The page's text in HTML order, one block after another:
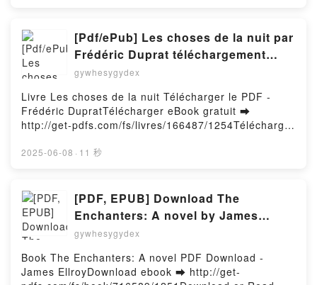
Protegida Por El Ranchero Vesta Romero Lire en
ligne , Protegida Por El Ranchero Vesta Romero
Audiobook, Protegida Por El Ranchero Vesta Romero
VK, Protegida Por El Ranchero Vesta Romero Kindle,
Protegida Por El Ranchero Vesta Romero Epub VK,
Protegida Por El Ranchero Vesta Romero
Téléchargement gratuitPowered by Firstory Hosting
[Pdf/ePub] Les choses de la nuit par
Frédéric Duprat téléchargement
ebook
gywhesygydex
Livre Les choses de la nuit Télécharger le PDF -
Frédéric DupratTélécharger eBook gratuit ➡
http://get-pdfs.com/fs/livres/166487/1254Télécharger
(PDF ePub Mobi) pan Frédéric Duprat.Les choses de
Duprat Lire en ligne , Les choses de la nuit Frédéric
Duprat Audiobook, Les choses de la nuit Frédéric
Duprat VK, Les choses de la nuit Frédéric Duprat
Kindle, Les choses de la nuit Frédéric Duprat Epub
VK, Les choses de la nuit Frédéric Duprat
Téléchargement gratuitPowered by Firstory Hosting
2025-06-08 · 11 秒
[PDF, EPUB] Download The
Enchanters: A novel by James
Ellroy Full Book
gywhesygydex
Book The Enchanters: A novel PDF Download -
James EllroyDownload ebook ➡ http://get-